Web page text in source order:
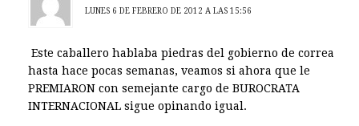
LUNES 6 DE FEBRERO DE 2012 A LAS 15:56
Este caballero hablaba piedras del gobierno de correa
hasta hace pocas semanas, veamos si ahora que le
PREMIARON con semejante cargo de BUROCRATA
INTERNACIONAL sigue opinando igual.